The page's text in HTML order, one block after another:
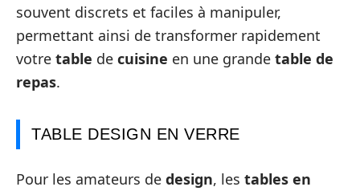
souvent discrets et faciles à manipuler,
permettant ainsi de transformer rapidement
votre table de cuisine en une grande table de
repas.
TABLE DESIGN EN VERRE
Pour les amateurs de design, les tables en